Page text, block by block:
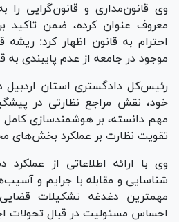
وی قانون‌مداری و قانون‌گرایی را
معروف عنوان کرده، ضمن تاکید
احترام به قانون اظهار کرد:
موجود در جامعه از عدم پایبندی به
رئیس‌کل دادگستری استان
خود، نقش مراجع نظارتی در
مهم دانسته، بر هوشمندسازی کامل
تقویت نظارت بر عملکرد بخش‌های
وی با ارائه اطلاعاتی از
شناسایی و مقابله با جرایم و
مهمترین دغدغه تشکیلات
احساس مسئولیت در قبال تحولات